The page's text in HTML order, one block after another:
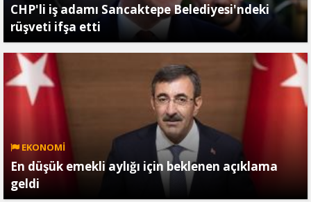
CHP'li iş adamı Sancaktepe Belediyesi'ndeki
rüşveti ifşa etti
EKONOMİ
En düşük emekli aylığı için beklenen açıklama
geldi